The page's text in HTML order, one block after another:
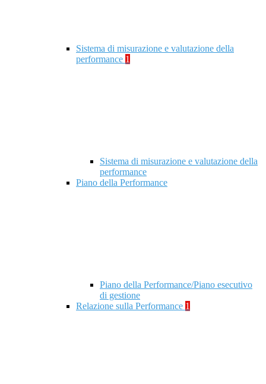
Sistema di misurazione e valutazione della
performance 1
Sistema di misurazione e valutazione della
performance
Piano della Performance
Piano della Performance/Piano esecutivo
di gestione
Relazione sulla Performance 1